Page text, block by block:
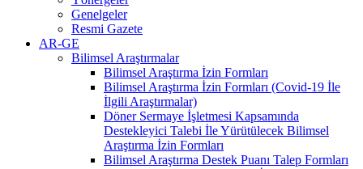
Genelgeler
Resmi Gazete
AR-GE
Bilimsel Araştırmalar
Bilimsel Araştırma İzin Formları
Bilimsel Araştırma İzin Formları (Covid-19 İle
İlgili Araştırmalar)
Döner Sermaye İşletmesi Kapsamında
Destekleyici Talebi İle Yürütülecek Bilimsel
Araştırma İzin Formları
Bilimsel Araştırma Destek Puanı Talep Formları